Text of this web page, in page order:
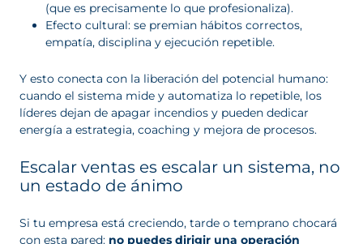
(que es precisamente lo que profesionaliza).
Efecto cultural: se premian hábitos correctos,
empatía, disciplina y ejecución repetible.
Y esto conecta con la liberación del potencial humano:
cuando el sistema mide y automatiza lo repetible, los
líderes dejan de apagar incendios y pueden dedicar
energía a estrategia, coaching y mejora de procesos.
Escalar ventas es escalar un sistema, no
un estado de ánimo
Si tu empresa está creciendo, tarde o temprano chocará
con esta pared: no puedes dirigir una operación